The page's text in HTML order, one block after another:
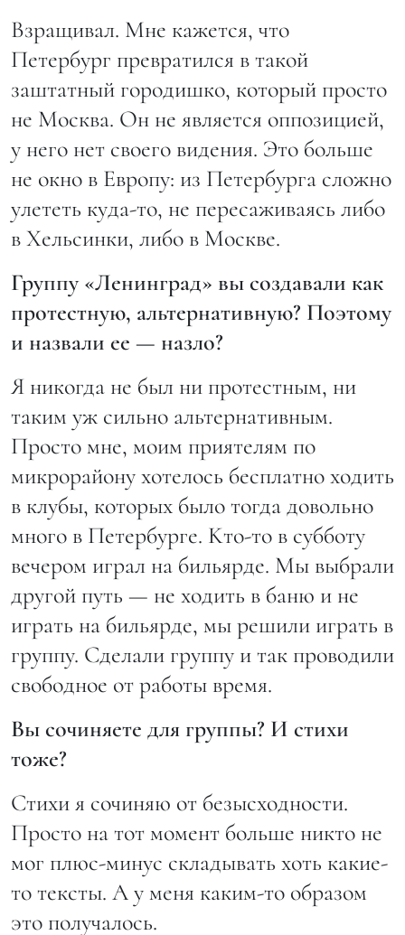
Взращивал. Мне кажется, что
Петербург превратился в такой
заштатный городишко, который просто
не Москва. Он не является оппозицией,
у него нет своего видения. Это больше
не окно в Европу: из Петербурга сложно
улететь куда-то, не пересаживаясь либо
в Хельсинки, либо в Москве.
Группу «Ленинград» вы создавали как
протестную, альтернативную? Поэтому
и назвали ее — назло?
Я никогда не был ни протестным, ни
таким уж сильно альтернативным.
Просто мне, моим приятелям по
микрорайону хотелось бесплатно ходить
в клубы, которых было тогда довольно
много в Петербурге. Kто-то в субботу
вечером играл на бильярде. Мы выбрали
другой путь — не ходить в баню и не
играть на бильярде, мы решили играть в
группу. Сделали группу и так проводили
свободное от работы время.
Вы сочиняете для группы? И стихи
тоже?
Стихи я сочиняю от безысходности.
Просто на тот момент больше никто не
мог плюс-минус складывать хоть какие-
то тексты. А у меня каким-то образом
это получалось.